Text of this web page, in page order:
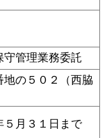
守管理業務委託
の５０２（西脇
５月３１日まで